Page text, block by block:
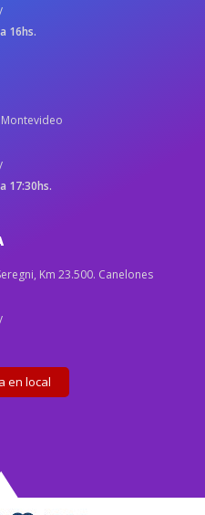
16hs.
17:30hs.
Km 23.500. Canelones
en local